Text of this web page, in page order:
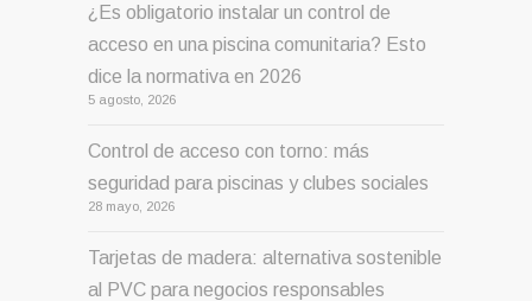
¿Es obligatorio instalar un control de
acceso en una piscina comunitaria? Esto
dice la normativa en 2026
5 agosto, 2026
Control de acceso con torno: más
seguridad para piscinas y clubes sociales
28 mayo, 2026
Tarjetas de madera: alternativa sostenible
al PVC para negocios responsables